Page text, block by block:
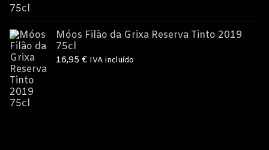
Móos Filão da Grixa Reserva Tinto 2019
75cl
16,95 € IVA incluído